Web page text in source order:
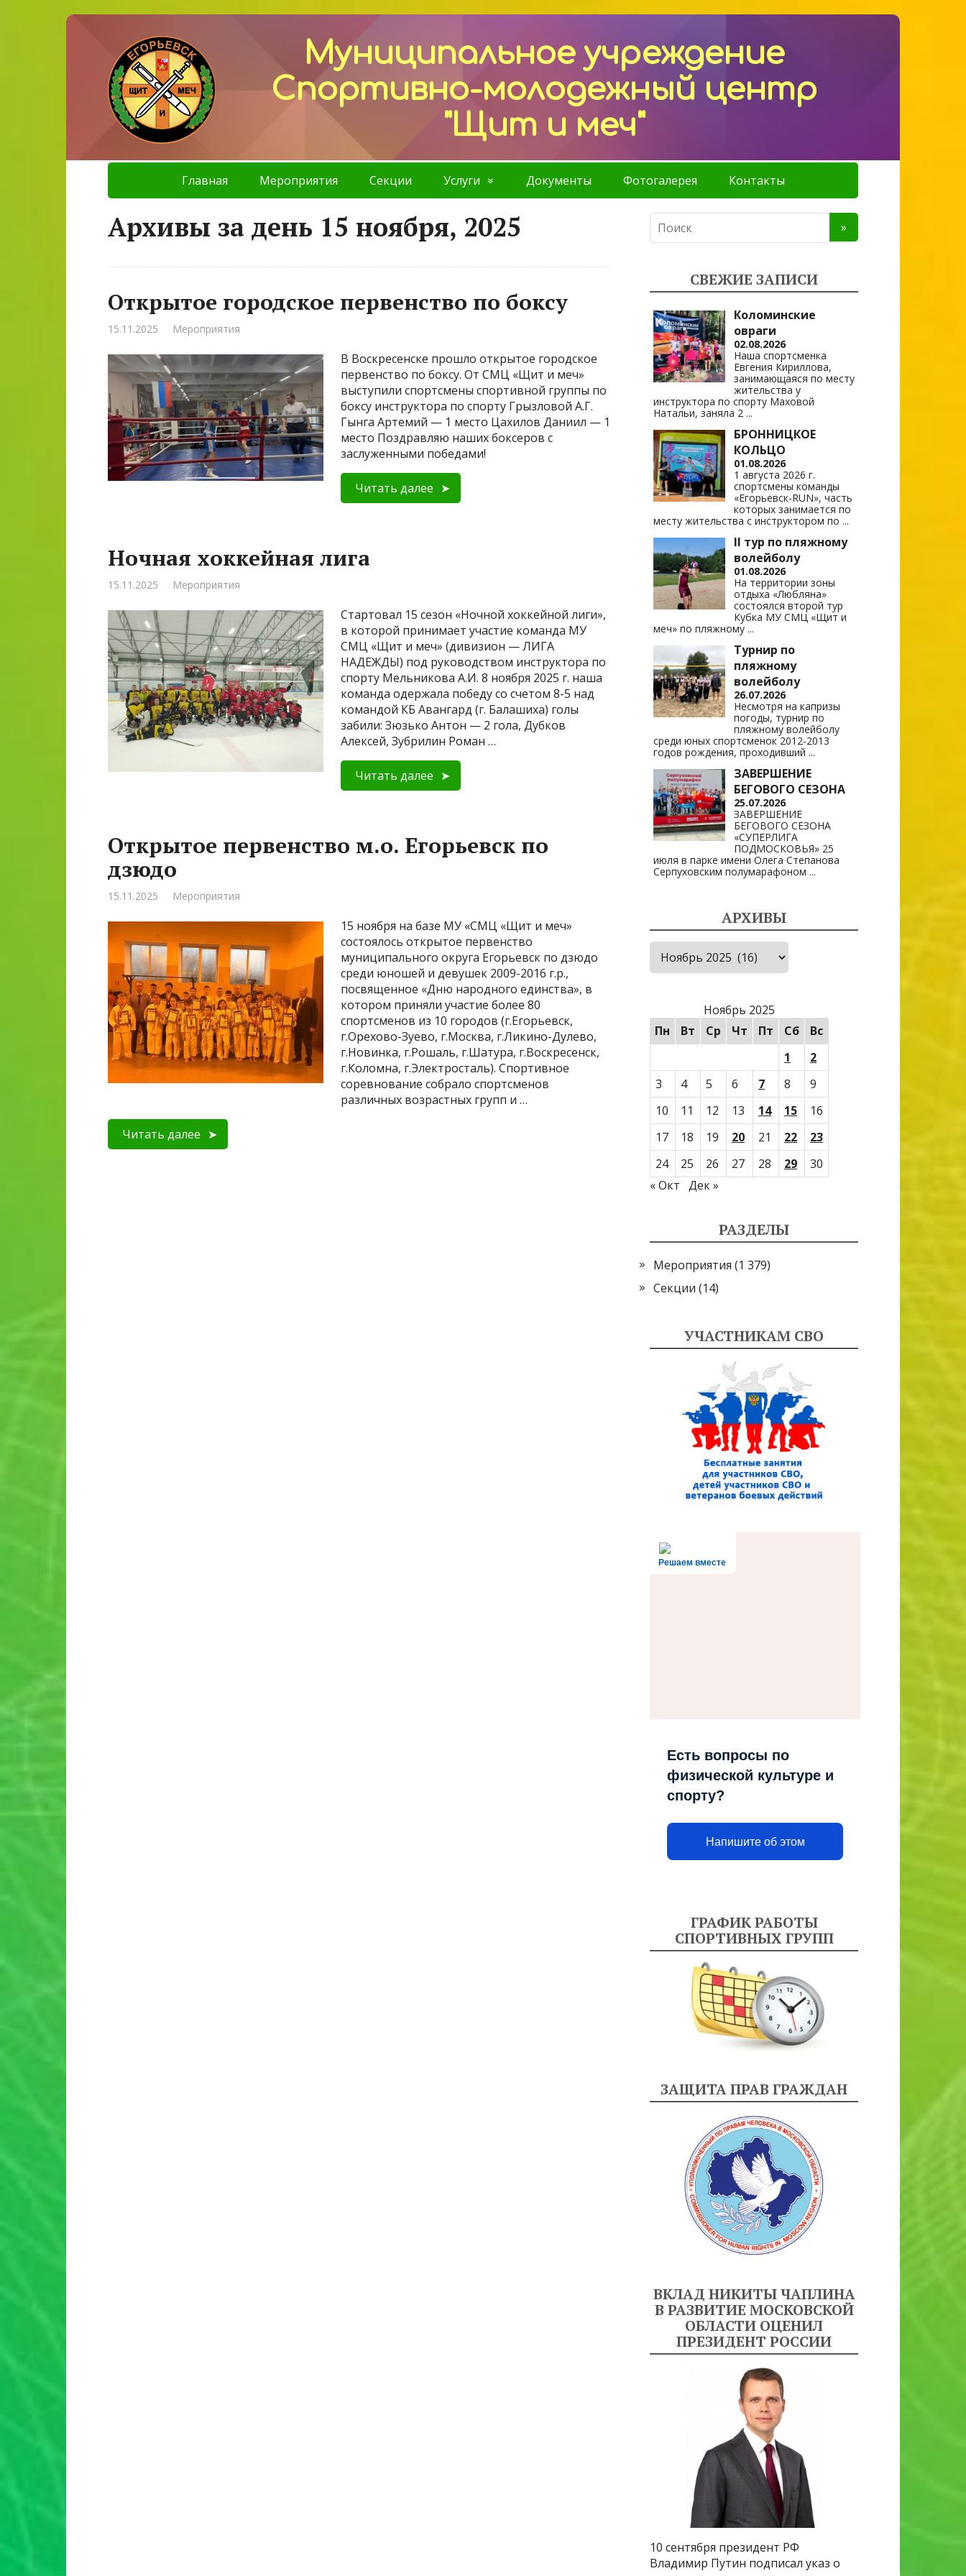
Муниципальное учреждение
Спортивно-молодежный центр
"Щит и меч"
Главная Мероприятия Секции Услуги Документы Фотогалерея Контакты
Архивы за день 15 ноября, 2025
Открытое городское первенство по боксу
15.11.2025 Мероприятия
В Воскресенске прошло открытое городское
первенство по боксу. От СМЦ «Щит и меч»
выступили спортсмены спортивной группы по
боксу инструктора по спорту Грызловой А.Г.
Гынга Артемий — 1 место Цахилов Даниил — 1
место Поздравляю наших боксеров с
заслуженными победами!
Читать далее
Ночная хоккейная лига
15.11.2025 Мероприятия
Стартовал 15 сезон «Ночной хоккейной лиги»,
в которой принимает участие команда МУ
СМЦ «Щит и меч» (дивизион — ЛИГА
НАДЕЖДЫ) под руководством инструктора по
спорту Мельникова А.И. 8 ноября 2025 г. наша
команда одержала победу со счетом 8-5 над
командой КБ Авангард (г. Балашиха) голы
забили: Зюзько Антон — 2 гола, Дубков
Алексей, Зубрилин Роман …
Читать далее
Открытое первенство м.о. Егорьевск по
дзюдо
15.11.2025 Мероприятия
15 ноября на базе МУ «СМЦ «Щит и меч»
состоялось открытое первенство
муниципального округа Егорьевск по дзюдо
среди юношей и девушек 2009-2016 г.р.,
посвященное «Дню народного единства», в
котором приняли участие более 80
спортсменов из 10 городов (г.Егорьевск,
г.Орехово-Зуево, г.Москва, г.Ликино-Дулево,
г.Новинка, г.Рошаль, г.Шатура, г.Воскресенск,
г.Коломна, г.Электросталь). Спортивное
соревнование собрало спортсменов
различных возрастных групп и …
Читать далее
СВЕЖИЕ ЗАПИСИ
Коломинские
овраги
02.08.2026
Наша спортсменка
Евгения Кириллова,
занимающаяся по месту
жительства у
инструктора по спорту Маховой
Натальи, заняла 2 ...
БРОННИЦКОЕ
КОЛЬЦО
01.08.2026
1 августа 2026 г.
спортсмены команды
«Егорьевск-RUN», часть
которых занимается по
месту жительства с инструктором по ...
II тур по пляжному
волейболу
01.08.2026
На территории зоны
отдыха «Любляна»
состоялся второй тур
Кубка МУ СМЦ «Щит и
меч» по пляжному ...
Турнир по
пляжному
волейболу
26.07.2026
Несмотря на капризы
погоды, турнир по
пляжному волейболу
среди юных спортсменок 2012-2013
годов рождения, проходивший ...
ЗАВЕРШЕНИЕ
БЕГОВОГО СЕЗОНА
25.07.2026
ЗАВЕРШЕНИЕ
БЕГОВОГО СЕЗОНА
«СУПЕРЛИГА
ПОДМОСКОВЬЯ» 25
июля в парке имени Олега Степанова
Серпуховским полумарафоном ...
АРХИВЫ
Архивы
Ноябрь 2025
Пн
Вт Ср Чт Пт Сб
Вс
1
2
3
4 5 6 7 8
9
10
11 12 13 14 15
16
17
18 19 20 21 22
23
24
25 26 27 28 29
30
« Окт Дек »
РАЗДЕЛЫ
Мероприятия (1 379)
Секции (14)
УЧАСТНИКАМ СВО
Решаем вместе
Есть вопросы по
физической культуре и
спорту?
Напишите об этом
ГРАФИК РАБОТЫ
СПОРТИВНЫХ ГРУПП
ЗАЩИТА ПРАВ ГРАЖДАН
ВКЛАД НИКИТЫ ЧАПЛИНА
В РАЗВИТИЕ МОСКОВСКОЙ
ОБЛАСТИ ОЦЕНИЛ
ПРЕЗИДЕНТ РОССИИ
10 сентября президент РФ
Владимир Путин подписал указ о